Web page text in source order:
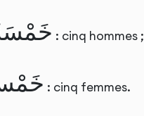
: cinq hommes ;
: cinq femmes.